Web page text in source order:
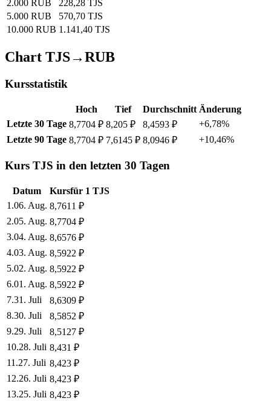
2.000 RUB
228,28 TJS
5.000 RUB
570,70 TJS
10.000 RUB 1.141,40 TJS
Chart TJS→RUB
Kursstatistik
Hoch Tief Durchschnitt Änderung
Letzte 30 Tage 8,7704 ₽ 8,205 ₽ 8,4593 ₽
+6,78%
Letzte 90 Tage 8,7704 ₽ 7,6145 ₽ 8,0946 ₽ +10,46%
Kurs TJS in den letzten 30 Tagen
Datum Kursfür 1 TJS
1 .06. Aug. 8,7611 ₽
2.05. Aug. 8,7704 ₽
3.04. Aug. 8,6576 ₽
4.03. Aug. 8,5922 ₽
5.02. Aug. 8,5922 ₽
6.01. Aug. 8,5922 ₽
7.31. Juli 8,6309 ₽
8.30. Juli 8,5852 ₽
9.29. Juli 8,5127 ₽
10.28. Juli 8,431 ₽
11 .27. Juli 8,423 ₽
12.26. Juli 8,423 ₽
13.25. Juli 8,423 ₽